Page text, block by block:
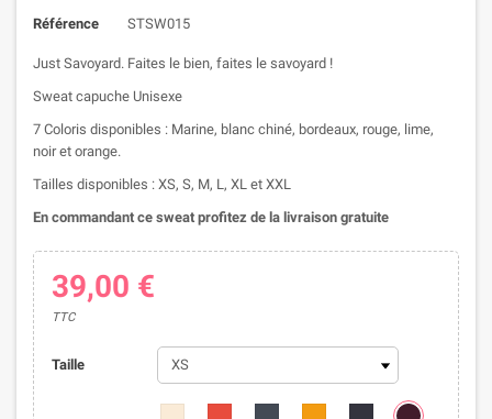
Référence STSW015
Just Savoyard. Faites le bien, faites le savoyard !
Sweat capuche Unisexe
7 Coloris disponibles : Marine, blanc chiné, bordeaux, rouge, lime,
noir et orange.
Tailles disponibles : XS, S, M, L, XL et XXL
En commandant ce sweat profitez de la livraison gratuite
39,00 €
TTC
Taille